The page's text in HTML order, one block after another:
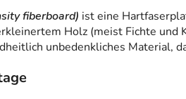
fiberboard) ist eine
Holz (meist Fichte
unbedenkliches Material,